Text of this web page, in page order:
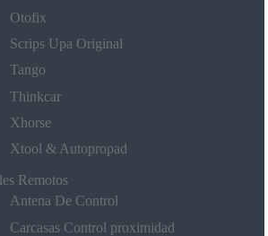
Otofix
Scrips Upa Original
Tango
Thinkcar
Xhorse
Xtool & Autopropad
Remotos
Antena De Control
Carcasas Control proximidad